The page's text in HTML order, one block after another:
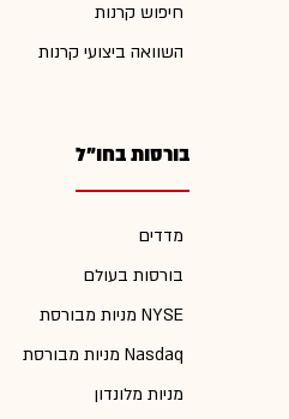
חיפוש קרנות
השוואה ביצועי קרנות
בורסות בחו"ל
מדדים
בורסות בעולם
מניות מבורסת NYSE
מניות מבורסת Nasdaq
מניות מלונדון